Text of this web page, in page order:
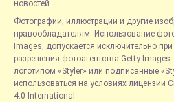
новостей.
Фотографии, иллюстрации и другие
правообладателям. Использование
Images, допускается исключительно
разрешения фотоагентства Getty
логотипом «Styler» или подписанные
использоваться на условиях лицензии
4.0 International.